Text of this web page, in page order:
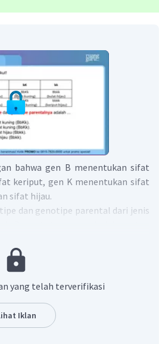
bahwa gen B menentukan sifat
keriput, gen K menentukan sifat
sifat hijau.
dan genotipe parental dari jenis
gamet tersebut adalah genotip
jantan memiliki genotipe BbKk
tersebut adalah Bbkk. Sehingga
Bbkk dan fenotipe bulat hijau.
yang telah terverifikasi
Iklan